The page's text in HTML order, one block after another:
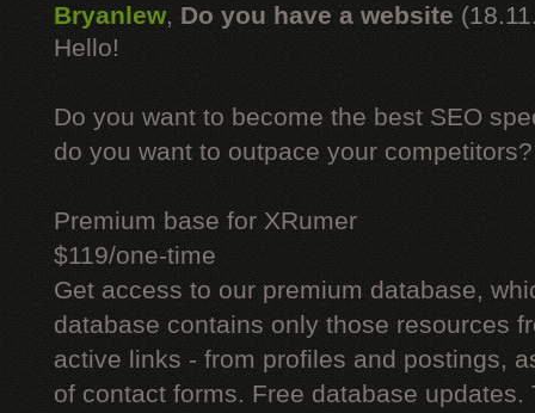
Bryanlew, Do you have a website
Hello!
Do you want to become the best SEO
do you want to outpace your competitors?
Premium base for XRumer
$119/one-time
Get access to our premium database,
database contains only those resources
active links - from profiles and postings,
of contact forms. Free database updates.